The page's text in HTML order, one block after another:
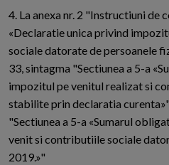
4. La anexa nr. 2 "Instructiuni de
«Declaratie unica privind
sociale datorate de persoanele
33, sintagma "Sectiunea a 5-a
impozitul pe venitul realizat si
stabilite prin declaratia
"Sectiunea a 5-a «Sumarul
venit si contributiile sociale
2019.»"